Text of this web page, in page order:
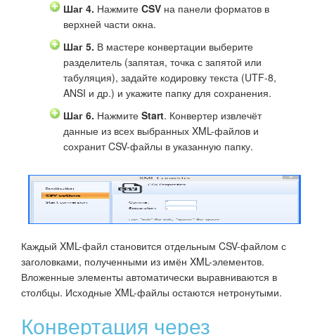
Шаг 4. Нажмите CSV на панели форматов в
верхней части окна.
Шаг 5. В мастере конвертации выберите
разделитель (запятая, точка с запятой или
табуляция), задайте кодировку текста (UTF-8,
ANSI и др.) и укажите папку для сохранения.
Шаг 6. Нажмите Start. Конвертер извлечёт
данные из всех выбранных XML-файлов и
сохранит CSV-файлы в указанную папку.
Каждый XML-файл становится отдельным CSV-файлом с
заголовками, полученными из имён XML-элементов.
Вложенные элементы автоматически выравниваются в
столбцы. Исходные XML-файлы остаются нетронутыми.
Конвертация через